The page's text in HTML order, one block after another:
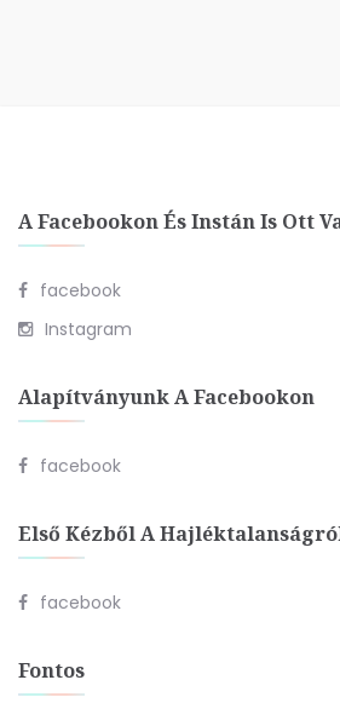
A Facebookon És Instán Is Ott
facebook
Instagram
Alapítványunk A Facebookon
facebook
Első Kézből A
facebook
Fontos